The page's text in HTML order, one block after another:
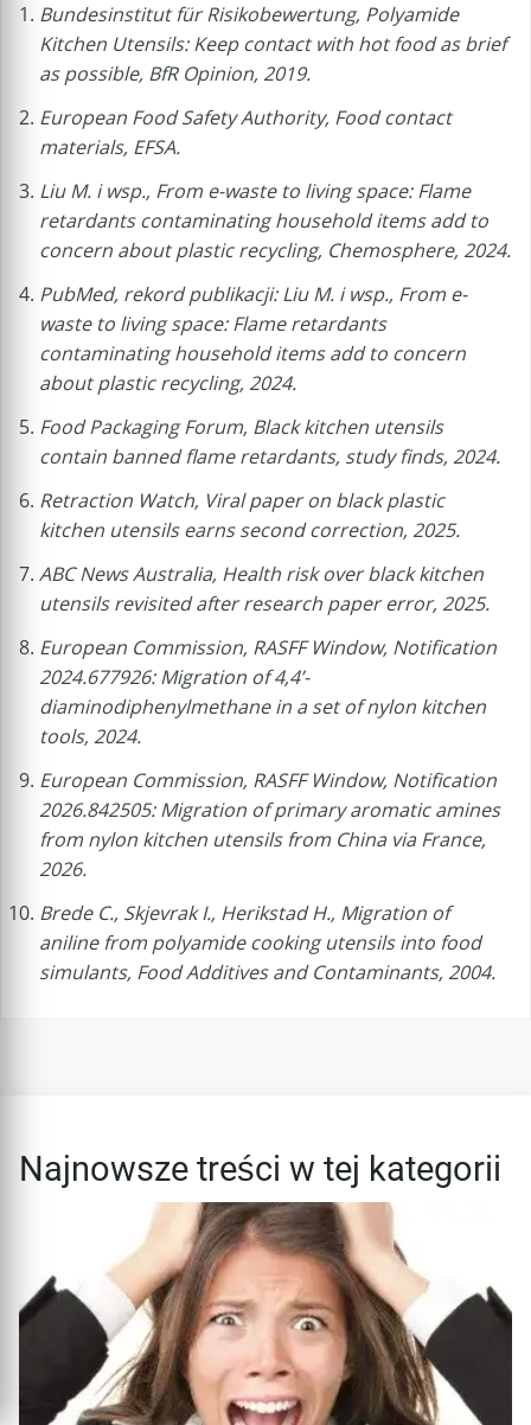
Bundesinstitut für Risikobewertung, Polyamide
Kitchen Utensils: Keep contact with hot food as brief
as possible, BfR Opinion, 2019.
European Food Safety Authority, Food contact
materials, EFSA.
Liu M. i wsp., From e-waste to living space: Flame
retardants contaminating household items add to
concern about plastic recycling, Chemosphere, 2024.
PubMed, rekord publikacji: Liu M. i wsp., From e-
waste to living space: Flame retardants
contaminating household items add to concern
about plastic recycling, 2024.
Food Packaging Forum, Black kitchen utensils
contain banned flame retardants, study finds, 2024.
Retraction Watch, Viral paper on black plastic
kitchen utensils earns second correction, 2025.
ABC News Australia, Health risk over black kitchen
utensils revisited after research paper error, 2025.
European Commission, RASFF Window, Notification
2024.677926: Migration of 4,4’-
diaminodiphenylmethane in a set of nylon kitchen
tools, 2024.
European Commission, RASFF Window, Notification
2026.842505: Migration of primary aromatic amines
from nylon kitchen utensils from China via France,
2026.
Brede C., Skjevrak I., Herikstad H., Migration of
aniline from polyamide cooking utensils into food
simulants, Food Additives and Contaminants, 2004.
Najnowsze treści w tej kategorii